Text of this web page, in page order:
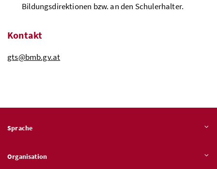
Bildungsdirektionen bzw. an den Schulerhalter.
Kontakt
gts@bmb.gv.at
Sprache
Organisation